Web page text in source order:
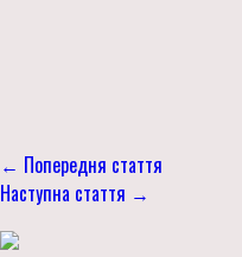
← Попередня стаття
Наступна стаття →